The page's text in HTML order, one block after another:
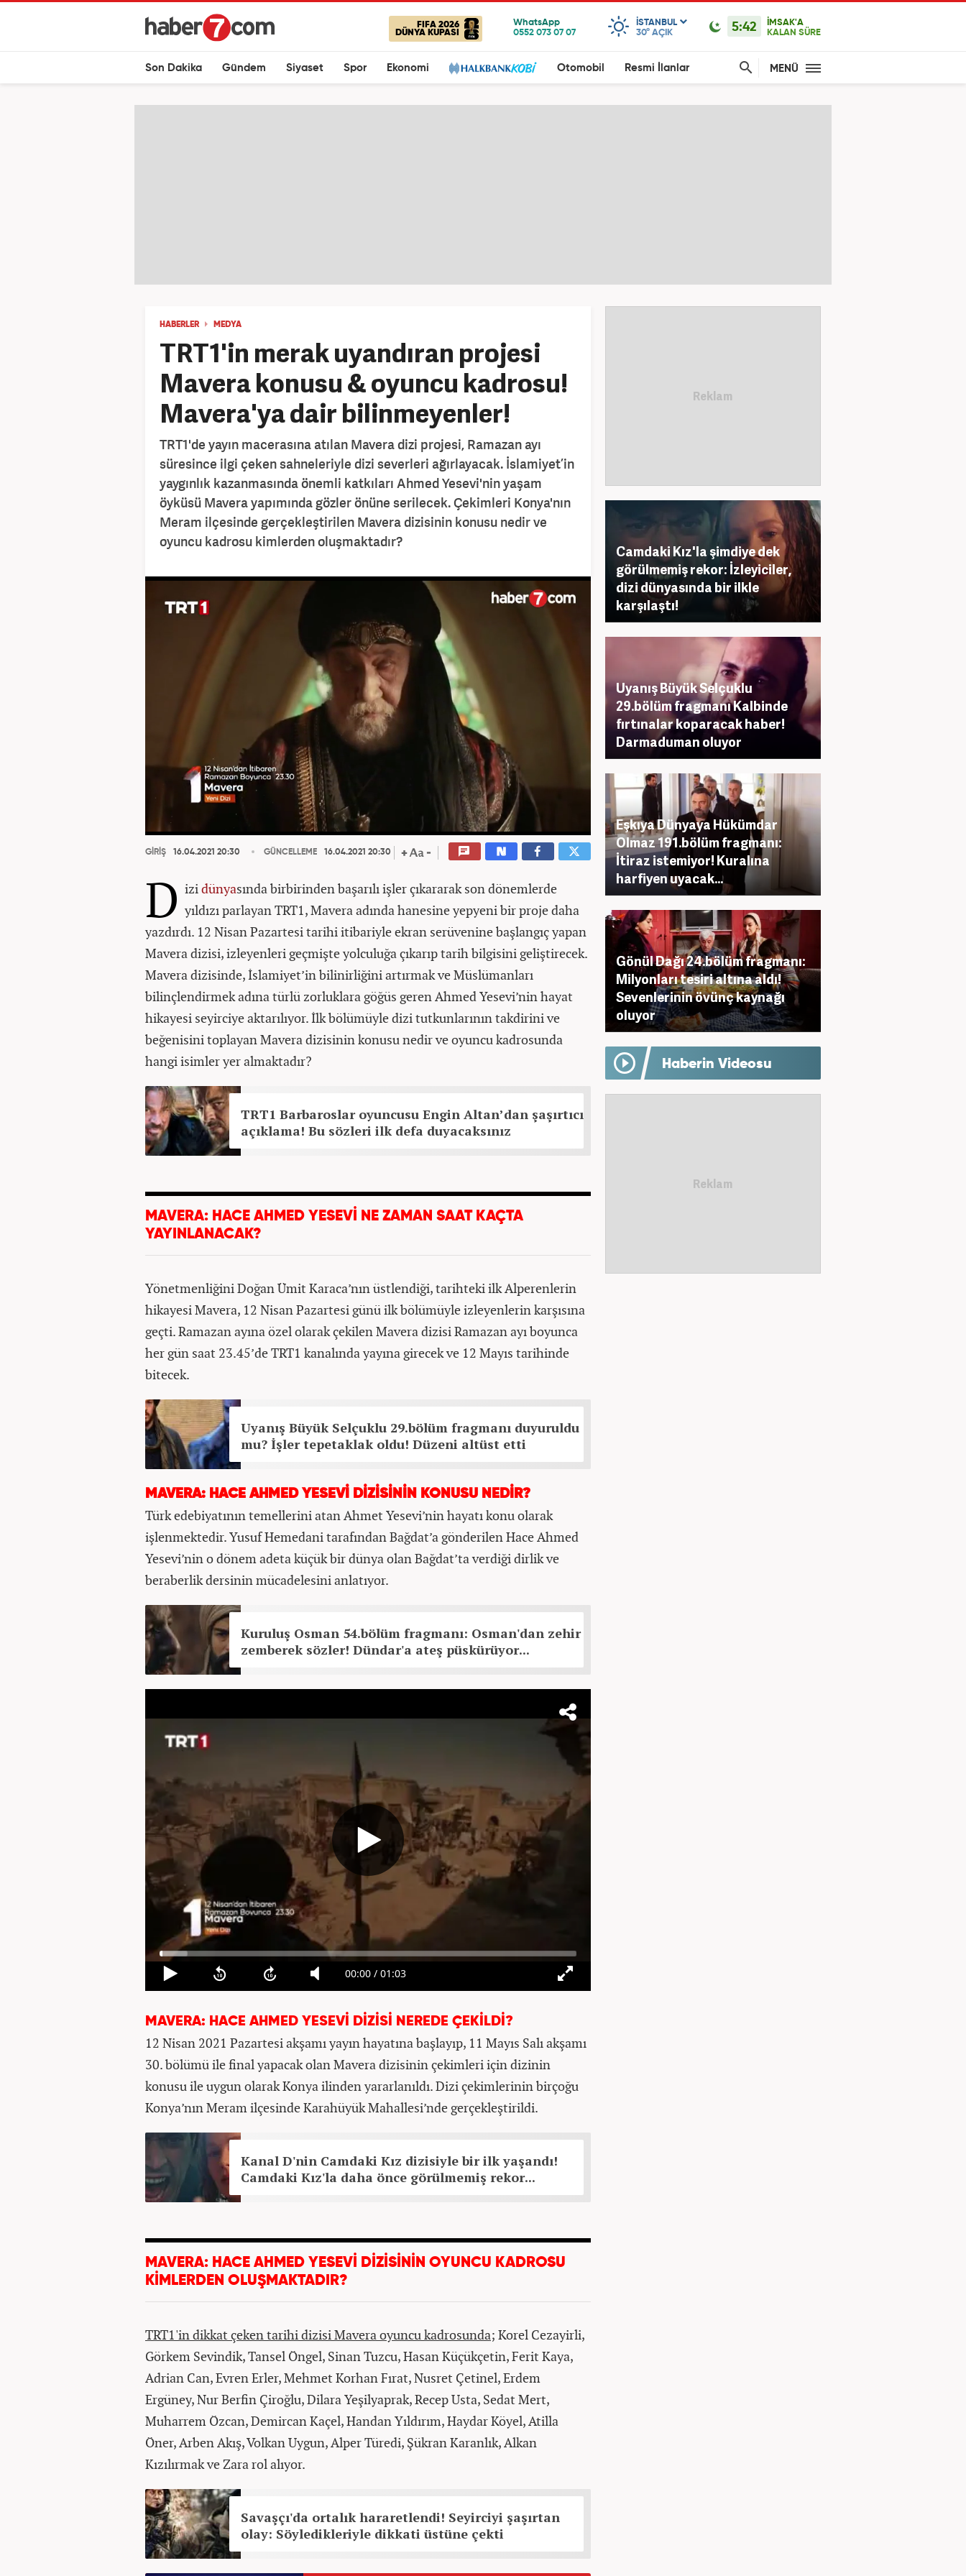
FIFA 2026
DÜNYA KUPASI
ISTANBUL
30° AÇIK 5:42
İMSAK'A
KALAN SÜRE
Son Dakika Gündem Siyaset Spor Ekonomi Otomobil Resmi İlanlar MENÜ
HABERLER MEDYA
TRT1'in merak uyandıran projesi
Mavera konusu & oyuncu kadrosu!
Mavera'ya dair bilinmeyenler!
TRT1'de yayın macerasına atılan Mavera dizi projesi, Ramazan ayı
süresince ilgi çeken sahneleriyle dizi severleri ağırlayacak. İslamiyet’in
yaygınlık kazanmasında önemli katkıları Ahmed Yesevi'nin yaşam
öyküsü Mavera yapımında gözler önüne serilecek. Çekimleri Konya'nın
Meram ilçesinde gerçekleştirilen Mavera dizisinin konusu nedir ve
oyuncu kadrosu kimlerden oluşmaktadır?
GİRİŞ 16.04.2021 20:30 GÜNCELLEME 16.04.2021 20:30
D izidünyasında birbirinden başarılı işler çıkararak son dönemlerde
yıldızı parlayan TRT1, Mavera adında hanesine yepyeni bir proje daha
yazdırdı. 12 Nisan Pazartesi tarihi itibariyle ekran serüvenine başlangıç yapan
Mavera dizisi, izleyenleri geçmişte yolculuğa çıkarıp tarih bilgisini geliştirecek.
Mavera dizisinde, İslamiyet’in bilinirliğini artırmak ve Müslümanları
bilinçlendirmek adına türlü zorluklara göğüs geren Ahmed Yesevi’nin hayat
hikayesi seyirciye aktarılıyor. İlk bölümüyle dizi tutkunlarının takdirini ve
beğenisini toplayan Mavera dizisinin konusu nedir ve oyuncu kadrosunda
hangi isimler yer almaktadır?
TRT1 Barbaroslar oyuncusu Engin Altan’dan şaşırtıcı
açıklama! Bu sözleri ilk defa duyacaksınız
MAVERA: HACE AHMED YESEVİ NE ZAMAN SAAT KAÇTA
YAYINLANACAK?
Yönetmenliğini Doğan Ümit Karaca’nın üstlendiği, tarihteki ilk Alperenlerin
hikayesi Mavera, 12 Nisan Pazartesi günü ilk bölümüyle izleyenlerin karşısına
geçti. Ramazan ayına özel olarak çekilen Mavera dizisi Ramazan ayı boyunca
her gün saat 23.45’de TRT1 kanalında yayına girecek ve 12 Mayıs tarihinde
bitecek.
Uyanış Büyük Selçuklu 29.bölüm fragmanı duyuruldu
mu? İşler tepetaklak oldu! Düzeni altüst etti
MAVERA: HACE AHMED YESEVİ DİZİSİNİN KONUSU NEDİR?
Türk edebiyatının temellerini atan Ahmet Yesevi’nin hayatı konu olarak
işlenmektedir. Yusuf Hemedani tarafından Bağdat’a gönderilen Hace Ahmed
Yesevi’nin o dönem adeta küçük bir dünya olan Bağdat’ta verdiği dirlik ve
beraberlik dersinin mücadelesini anlatıyor.
Kuruluş Osman 54.bölüm fragmanı: Osman'dan zehir
zemberek sözler! Dündar'a ateş püskürüyor...
MAVERA: HACE AHMED YESEVİ DİZİSİ NEREDE ÇEKİLDİ?
12 Nisan 2021 Pazartesi akşamı yayın hayatına başlayıp, 11 Mayıs Salı akşamı
30. bölümü ile final yapacak olan Mavera dizisinin çekimleri için dizinin
konusu ile uygun olarak Konya ilinden yararlanıldı. Dizi çekimlerinin birçoğu
Konya’nın Meram ilçesinde Karahüyük Mahallesi’nde gerçekleştirildi.
Kanal D'nin Camdaki Kız dizisiyle bir ilk yaşandı!
Camdaki Kız'la daha önce görülmemiş rekor...
MAVERA: HACE AHMED YESEVİ DİZİSİNİN OYUNCU KADROSU
KİMLERDEN OLUŞMAKTADIR?
TRT1'in dikkat çeken tarihi dizisi Mavera oyuncu kadrosunda; Korel Cezayirli,
Görkem Sevindik, Tansel Öngel, Sinan Tuzcu, Hasan Küçükçetin, Ferit Kaya,
Adrian Can, Evren Erler, Mehmet Korhan Fırat, Nusret Çetinel, Erdem
Ergüney, Nur Berfin Çiroğlu, Dilara Yeşilyaprak, Recep Usta, Sedat Mert,
Muharrem Özcan, Demircan Kaçel, Handan Yıldırım, Haydar Köyel, Atilla
Öner, Arben Akış, Volkan Uygun, Alper Türedi, Şükran Karanlık, Alkan
Kızılırmak ve Zara rol alıyor.
Savaşçı'da ortalık hararetlendi! Seyirciyi şaşırtan
olay: Söyledikleriyle dikkati üstüne çekti
Camdaki Kız'la şimdiye dek
görülmemiş rekor: İzleyiciler,
dizi dünyasında bir ilkle
karşılaştı!
Uyanış Büyük Selçuklu
29.bölüm fragmanı Kalbinde
fırtınalar koparacak haber!
Darmaduman oluyor
Eşkıya Dünyaya Hükümdar
Olmaz 191.bölüm fragmanı:
İtiraz istemiyor! Kuralına
harfiyen uyacak...
Gönül Dağı 24.bölüm fragmanı:
Milyonları tesiri altına aldı!
Sevenlerinin övünç kaynağı
oluyor
Haberin Videosu